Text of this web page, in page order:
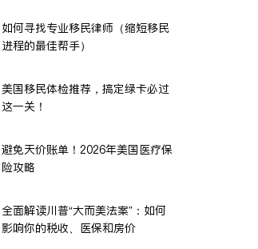
如何寻找专业移民律师（缩短移民
进程的最佳帮手）
美国移民体检推荐，搞定绿卡必过
这一关！
避免天价账单！2026年美国医疗保
险攻略
全面解读川普“大而美法案”：如何
影响你的税收、医保和房价